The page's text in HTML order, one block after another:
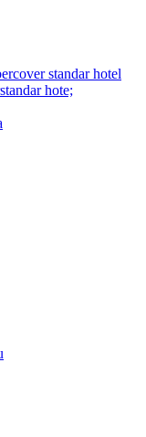
standar hotel
hote;